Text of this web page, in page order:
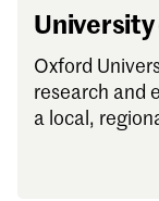
University
Oxford
research and
a local,